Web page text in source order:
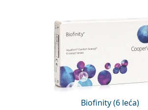
Biofinity (6 leća)